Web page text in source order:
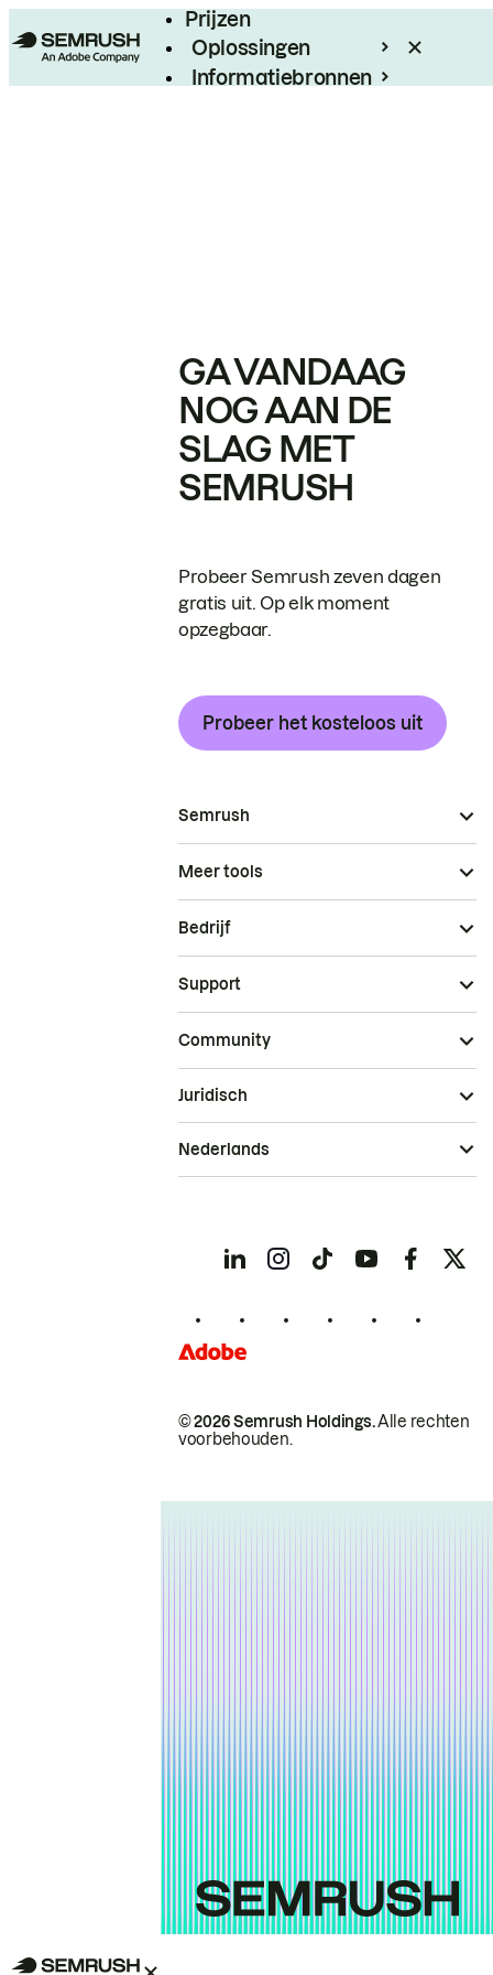
Prijzen
Oplossingen
Informatiebronnen
GA VANDAAG
NOG AAN DE
SLAG MET
SEMRUSH
Probeer Semrush zeven dagen
gratis uit. Op elk moment
opzegbaar.
Probeer het kosteloos uit
Semrush
Meer tools
Bedrijf
Support
Community
© 2026 Semrush Holdings.Alle rechten
voorbehouden.
Juridisch
Nederlands